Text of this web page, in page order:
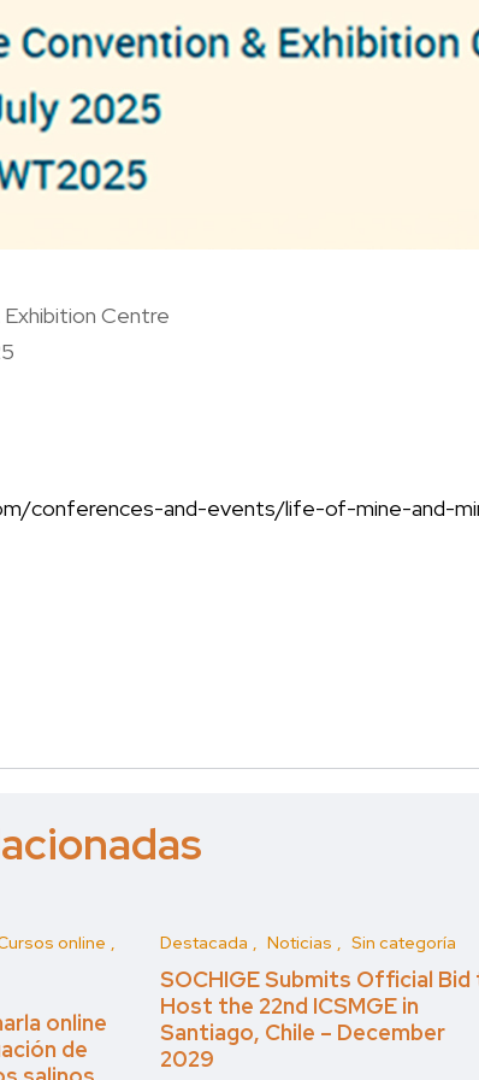
Centre
conferences-and-events/life-of-mine-and-
online
online
de
Destacada Noticias Sin categoría
SOCHIGE Submits Official Bid
Host the 22nd ICSMGE in
Santiago, Chile – December
2029